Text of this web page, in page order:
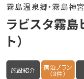
霧島温泉郷・霧島神宮
ラビスタ霧島
ト）
施設紹介 宿泊プラン
（8件）